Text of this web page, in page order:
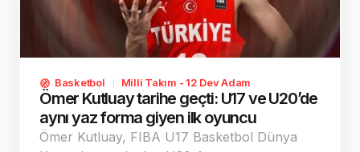
Basketbol Milli Takım - 12 Dev Adam
Ömer Kutluay tarihe geçti: U17 ve U20’de
aynı yaz forma giyen ilk oyuncu
Ömer Kutluay, FIBA U17 Basketbol Dünya